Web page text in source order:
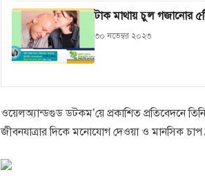
টাক মাথায় চুল গজানোর
৩০ নভেম্বর ২০২৩
ওয়েলঅ্যান্ডগুড ডটকম’য়ে প্রকাশিত প্রতিবেদনে
জীবনযাত্রার দিকে মনোযোগ দেওয়া ও মানসিক চাপ